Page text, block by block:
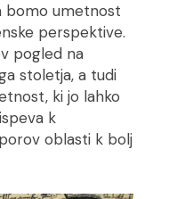
bomo umetnost
perspektive.
pogled na
stoletja, a tudi
ki jo lahko
k
oblasti k bolj